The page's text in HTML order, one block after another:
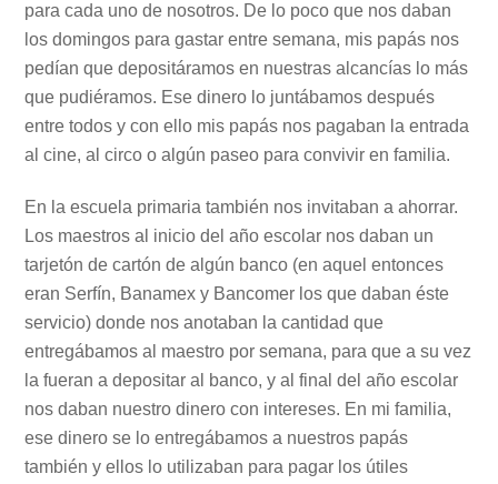
para cada uno de nosotros. De lo poco que nos daban
los domingos para gastar entre semana, mis papás nos
pedían que depositáramos en nuestras alcancías lo más
que pudiéramos. Ese dinero lo juntábamos después
entre todos y con ello mis papás nos pagaban la entrada
al cine, al circo o algún paseo para convivir en familia.
En la escuela primaria también nos invitaban a ahorrar.
Los maestros al inicio del año escolar nos daban un
tarjetón de cartón de algún banco (en aquel entonces
eran Serfín, Banamex y Bancomer los que daban éste
servicio) donde nos anotaban la cantidad que
entregábamos al maestro por semana, para que a su vez
la fueran a depositar al banco, y al final del año escolar
nos daban nuestro dinero con intereses. En mi familia,
ese dinero se lo entregábamos a nuestros papás
también y ellos lo utilizaban para pagar los útiles